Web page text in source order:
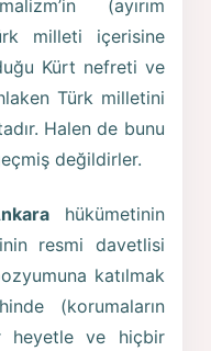
(ayırım
milleti içerisine
Kürt nefreti ve
Türk milletini
Halen de bunu
değildirler.
hükümetinin
resmi davetlisi
katılmak
(korumaların
heyetle ve hiçbir